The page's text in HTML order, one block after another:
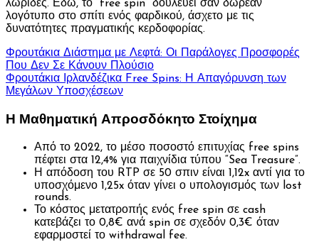
λωρίδες. Εδώ, το “free spin” δουλεύει σαν δωρεάν
λογότυπο στο σπίτι ενός φαρδικού, άσχετο με τις
δυνατότητες πραγματικής κερδοφορίας.
Φρουτάκια Διάστημα με Λεφτά: Οι Παράλογες Προσφορές
Που Δεν Σε Κάνουν Πλούσιο
Φρουτάκια Ιρλανδέζικα Free Spins: Η Απαγόρυνση των
Μεγάλων Υποσχέσεων
Η Μαθηματική Απροσδόκητο Στοίχημα
Από το 2022, το μέσο ποσοστό επιτυχίας free spins
πέφτει στα 12,4% για παιχνίδια τύπου “Sea Treasure”.
Η απόδοση του RTP σε 50 σπιν είναι 1,12x αντί για το
υποσχόμενο 1,25x όταν γίνει ο υπολογισμός των lost
rounds.
Το κόστος μετατροπής ενός free spin σε cash
κατεβάζει το 0,8€ ανά spin σε σχεδόν 0,3€ όταν
εφαρμοστεί το withdrawal fee.